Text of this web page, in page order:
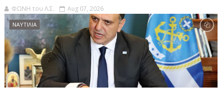
ΦΩΝΗ του Λ.Σ. Aug 07, 2026
ΝΑΥΤΙΛΙΑ